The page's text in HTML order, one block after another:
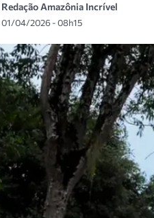
Redação Amazônia Incrível
01/04/2026 - 08h15